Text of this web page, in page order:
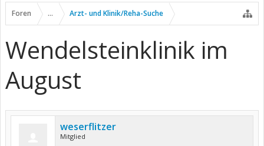
Foren ... Arzt- und Klinik/Reha-Suche
Wendelsteinklinik im
August
weserflitzer
Mitglied